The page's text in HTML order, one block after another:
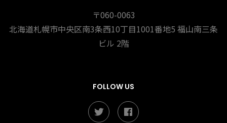
〒060-0063
北海道札幌市中央区南3条西10丁目1001番地5 福山南三条
ビル 2階
FOLLOW US